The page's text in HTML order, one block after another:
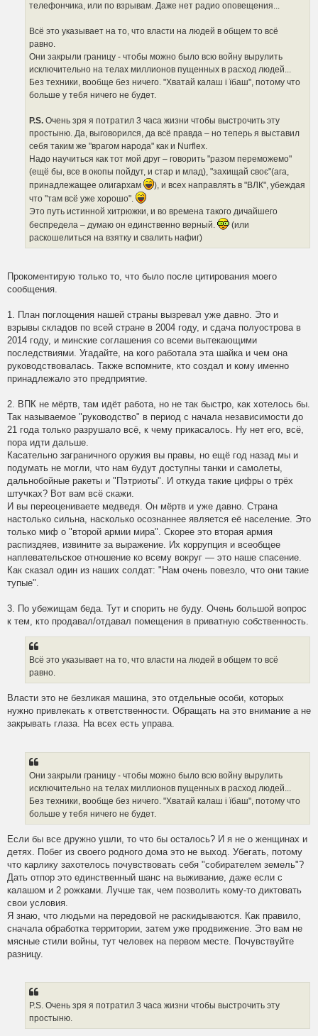
телефончика, или по взрывам. Даже нет радио оповещения...
Всё это указывает на то, что власти на людей в общем то всё
равно.
Они закрыли границу - чтобы можно было всю войну вырулить
исключительно на телах миллионов пущенных в расход людей...
Без техники, вообще без ничего. "Хватай калаш i їбаш", потому что
больше у тебя ничего не будет.
P.S. Очень зря я потратил 3 часа жизни чтобы выстрочить эту
простыню. Да, выговорился, да всё правда – но теперь я выставил
себя таким же "врагом народа" как и Nurflex.
Надо научиться как тот мой друг – говорить "разом переможемо"
(ещё бы, все в окопы пойдут, и стар и млад), "захищай своє"(ага,
принадлежащее олигархам
), и всех направлять в "ВЛК", убеждая
что "там всё уже хорошо".
Это путь истинной хитрюжки, и во времена такого дичайшего
беспредела – думаю он единственно верный.
(или
раскошелиться на взятку и свалить нафиг)
Прокоментирую только то, что было после цитирования моего
сообщения.
1. План поглощения нашей страны вызревал уже давно. Это и
взрывы складов по всей стране в 2004 году, и сдача полуострова в
2014 году, и минские соглашения со всеми вытекающими
последствиями. Угадайте, на кого работала эта шайка и чем она
руководствовалась. Также вспомните, кто создал и кому именно
принадлежало это предприятие.
2. ВПК не мёртв, там идёт работа, но не так быстро, как хотелось бы.
Так называемое "руководство" в период с начала независимости до
21 года только разрушало всё, к чему прикасалось. Ну нет его, всё,
пора идти дальше.
Касательно заграничного оружия вы правы, но ещё год назад мы и
подумать не могли, что нам будут доступны танки и самолеты,
дальнобойные ракеты и "Пэтриоты". И откуда такие цифры о трёх
штучках? Вот вам всё скажи.
И вы переоцениваете медведя. Он мёртв и уже давно. Страна
настолько сильна, насколько осознаннее является её население. Это
только миф о "второй армии мира". Скорее это вторая армия
распиздяев, извините за выражение. Их коррупция и всеобщее
наплевательское отношение ко всему вокруг — это наше спасение.
Как сказал один из наших солдат: "Нам очень повезло, что они такие
тупые".
3. По убежищам беда. Тут и спорить не буду. Очень большой вопрос
к тем, кто продавал/отдавал помещения в приватную собственность.
Всё это указывает на то, что власти на людей в общем то всё
равно.
Власти это не безликая машина, это отдельные особи, которых
нужно привлекать к ответственности. Обращать на это внимание а не
закрывать глаза. На всех есть управа.
Они закрыли границу - чтобы можно было всю войну вырулить
исключительно на телах миллионов пущенных в расход людей...
Без техники, вообще без ничего. "Хватай калаш i їбаш", потому что
больше у тебя ничего не будет.
Если бы все дружно ушли, то что бы осталось? И я не о женщинах и
детях. Побег из своего родного дома это не выход. Убегать, потому
что карлику захотелось почувствовать себя "собирателем земель"?
Дать отпор это единственный шанс на выживание, даже если с
калашом и 2 рожками. Лучше так, чем позволить кому-то диктовать
свои условия.
Я знаю, что людьми на передовой не раскидываются. Как правило,
сначала обработка территории, затем уже продвижение. Это вам не
мясные стили войны, тут человек на первом месте. Почувствуйте
разницу.
P.S. Очень зря я потратил 3 часа жизни чтобы выстрочить эту
простыню.